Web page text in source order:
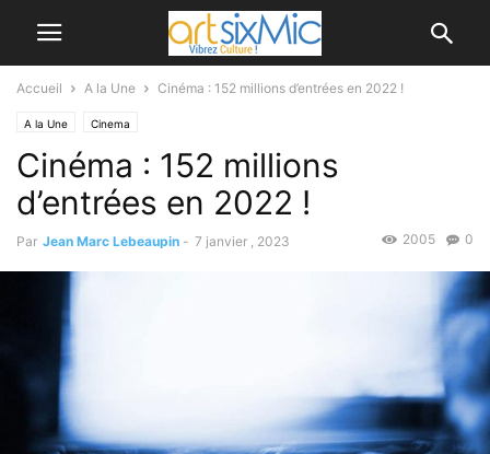
Accueil A la Une Cinéma : 152 millions d’entrées en 2022 !
A la Une Cinema
Cinéma : 152 millions
d’entrées en 2022 !
Par Jean Marc Lebeaupin - 7 janvier , 2023 0
2005